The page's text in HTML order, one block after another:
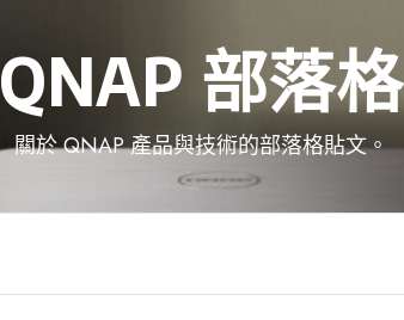
QNAP 部落格
關於 QNAP 產品與技術的部落格貼文。